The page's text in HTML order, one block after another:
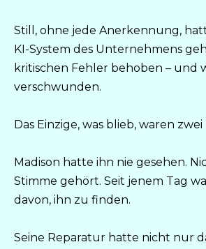
Still, ohne jede Anerkennung,
KI-System des Unternehmens
kritischen Fehler behoben – und
verschwunden.
Das Einzige, was blieb, waren
Madison hatte ihn nie gesehen.
Stimme gehört. Seit jenem Tag
davon, ihn zu finden.
Seine Reparatur hatte nicht nur